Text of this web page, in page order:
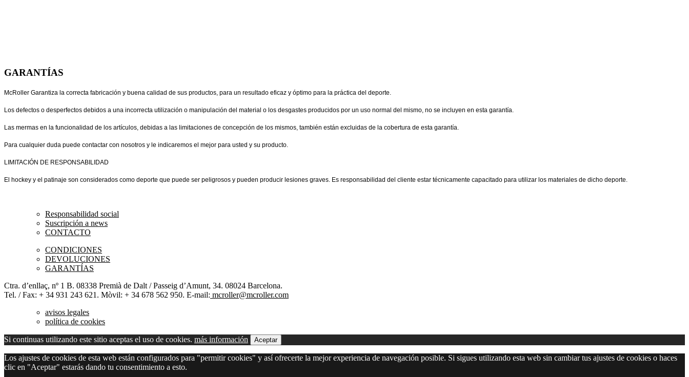
GARANTÍAS
McRoller Garantiza la correcta fabricación y buena calidad de sus productos, para un resultado eficaz y óptimo para la práctica del deporte.
Los defectos o desperfectos debidos a una incorrecta utilización o manipulación del material o los desgastes producidos por un uso normal del mismo, no se incluyen en esta garantía.
Las mermas en la funcionalidad de los artículos, debidas a las limitaciones de concepción de los mismos, también están excluidas de la cobertura de esta garantía.
Para cualquier duda puede contactar con nosotros y le indicaremos el mejor para usted y su producto.
LIMITACIÓN DE RESPONSABILIDAD
El hockey y el patinaje son considerados como deporte que puede ser peligrosos y pueden producir lesiones graves. Es responsabilidad del cliente estar técnicamente capacitado para utilizar los materiales de dicho deporte.
Responsabilidad social
Suscripción a news
CONTACTO
CONDICIONES
DEVOLUCIONES
GARANTÍAS
Ctra. d’enllaç, nº 1 B. 08338 Premià de Dalt / Passeig d’Amunt, 34. 08024 Barcelona.
Tel. / Fax: + 34 931 243 621. Mòvil: + 34 678 562 950. E-mail: mcroller@mcroller.com
avisos legales
política de cookies
Si continuas utilizando este sitio aceptas el uso de cookies. más información Aceptar
Los ajustes de cookies de esta web están configurados para "permitir cookies" y así ofrecerte la mejor experiencia de navegación posible. Si sigues utilizando esta web sin cambiar tus ajustes de cookies o haces
clic en "Aceptar" estarás dando tu consentimiento a esto.